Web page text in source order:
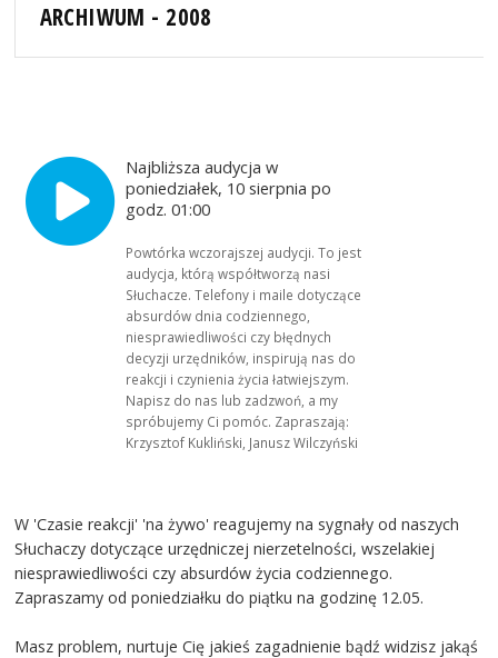
ARCHIWUM - 2008
Najbliższa audycja w
poniedziałek, 10 sierpnia po
godz. 01:00
Powtórka wczorajszej audycji. To jest
audycja, którą współtworzą nasi
Słuchacze. Telefony i maile dotyczące
absurdów dnia codziennego,
niesprawiedliwości czy błędnych
decyzji urzędników, inspirują nas do
reakcji i czynienia życia łatwiejszym.
Napisz do nas lub zadzwoń, a my
spróbujemy Ci pomóc. Zapraszają:
Krzysztof Kukliński, Janusz Wilczyński
W 'Czasie reakcji' 'na żywo' reagujemy na sygnały od naszych
Słuchaczy dotyczące urzędniczej nierzetelności, wszelakiej
niesprawiedliwości czy absurdów życia codziennego.
Zapraszamy od poniedziałku do piątku na godzinę 12.05.
Masz problem, nurtuje Cię jakieś zagadnienie bądź widzisz jakąś